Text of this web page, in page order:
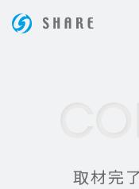
取材完